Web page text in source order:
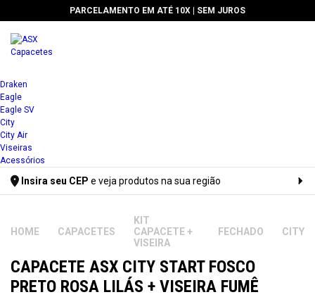
🔥 5% DE DESCONTO PARA PAGAMENTOS À
Draken
Eagle
Eagle SV
City
City Air
Viseiras
Acessórios
Insira seu CEP e veja produtos na sua região
CAPACETES
KIT
CAPACETE +
VISEIRA
FECHADO CITY
CAPACETE ASX CITY START FOSCO
PRETO ROSA LILÁS + VISEIRA FUMÊ
2x
3x
4x
5x
8x